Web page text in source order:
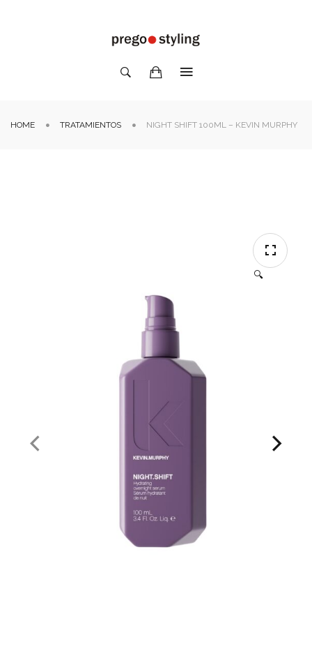
HOME TRATAMIENTOS NIGHT SHIFT 100ML – KEVIN MURPHY
🔍